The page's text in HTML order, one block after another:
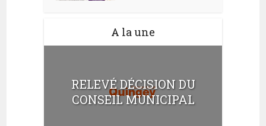
A la une
RELEVÉ DÉCISION DU
CONSEIL MUNICIPAL